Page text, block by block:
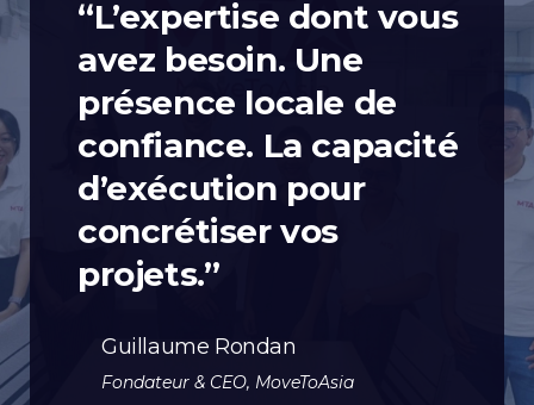
“L’expertise dont vous
avez besoin. Une
présence locale de
confiance. La capacité
d’exécution pour
concrétiser vos
projets.”
Guillaume Rondan
Fondateur & CEO, MoveToAsia